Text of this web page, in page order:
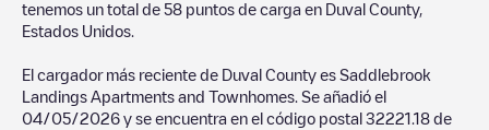
tenemos un total de 58 puntos de carga en Duval County,
Estados Unidos
El cargador más reciente de Duval County es Saddlebrook
Landings Apartments and Townhomes . Se añadió el
04/05/2026 y se encuentra en el código postal 32221 18 de